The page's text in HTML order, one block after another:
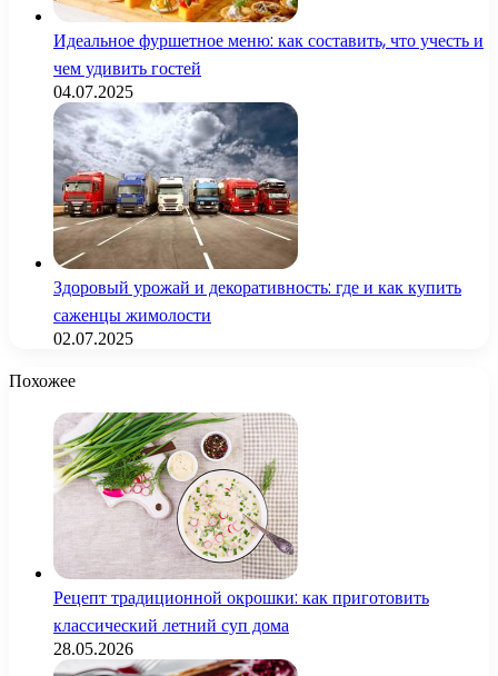
Идеальное фуршетное меню: как составить, что учесть и
чем удивить гостей
04.07.2025
Здоровый урожай и декоративность: где и как купить
саженцы жимолости
02.07.2025
Похожее
Рецепт традиционной окрошки: как приготовить
классический летний суп дома
28.05.2026